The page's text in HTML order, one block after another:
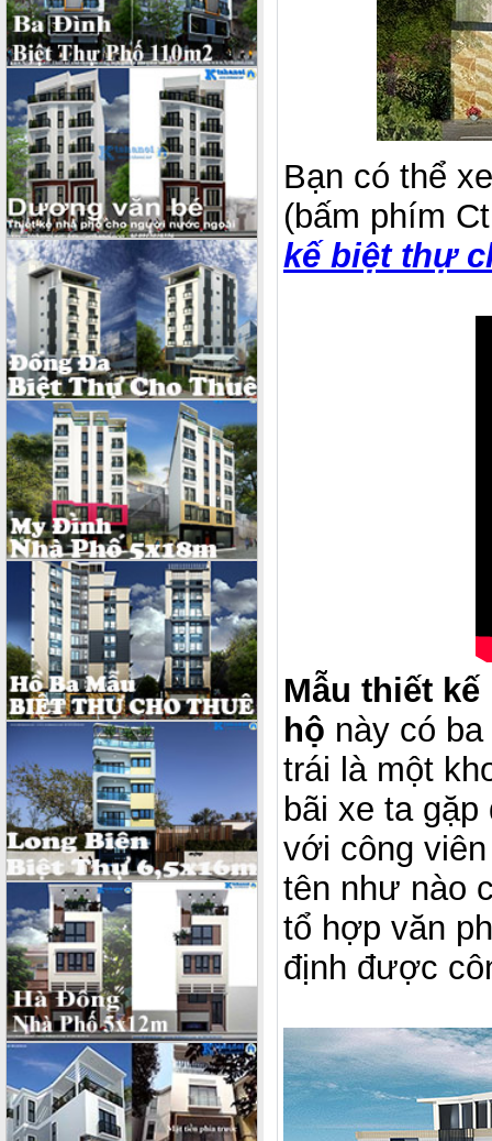
Bạn có thể
(bấm phím
kế biệt thự
Mẫu thiết
hộ này có
trái là một
bãi xe ta
với công
tên như nào
tổ hợp văn
định được